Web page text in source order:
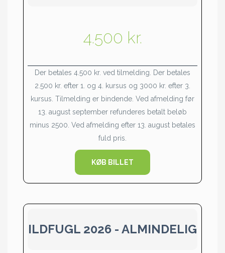
4.500 kr.
Der betales 4.500 kr. ved tilmelding. Der betales
2.500 kr. efter 1. og 4. kursus og 3000 kr. efter 3.
kursus. Tilmelding er bindende. Ved afmelding før
13. august september refunderes betalt beløb
minus 2500. Ved afmelding efter 13. august betales
fuld pris.
KØB BILLET
ILDFUGL 2026 - ALMINDELIG